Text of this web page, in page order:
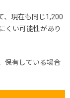
、現在も同じ1,200
くい可能性があり
保有している場合